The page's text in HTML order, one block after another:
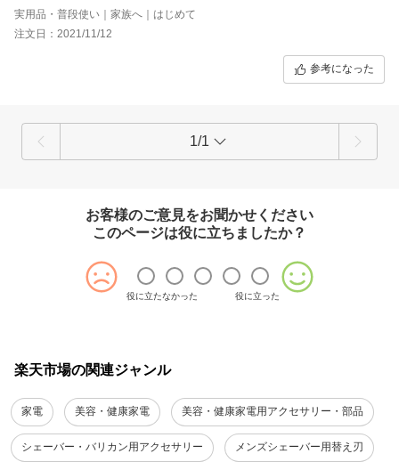
実用品・普段使い｜家族へ｜はじめて
注文日：2021/11/12
参考になった
1/1
お客様のご意見をお聞かせください
このページは役に立ちましたか？
役に立たなかった 役に立った
楽天市場の関連ジャンル
家電 美容・健康家電 美容・健康家電用アクセサリー・部品
シェーバー・バリカン用アクセサリー メンズシェーバー用替え刃